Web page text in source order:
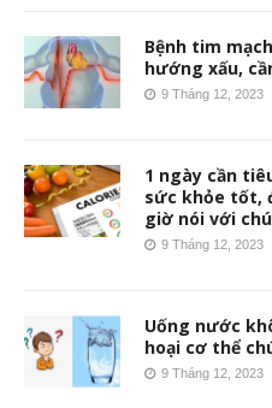
Bệnh tim
hướng xấu,
9 Tháng 12, 2023
1 ngày cần
sức khỏe tốt,
giờ nói với
9 Tháng 12, 2023
Uống nước
hoại cơ thể
9 Tháng 12, 2023